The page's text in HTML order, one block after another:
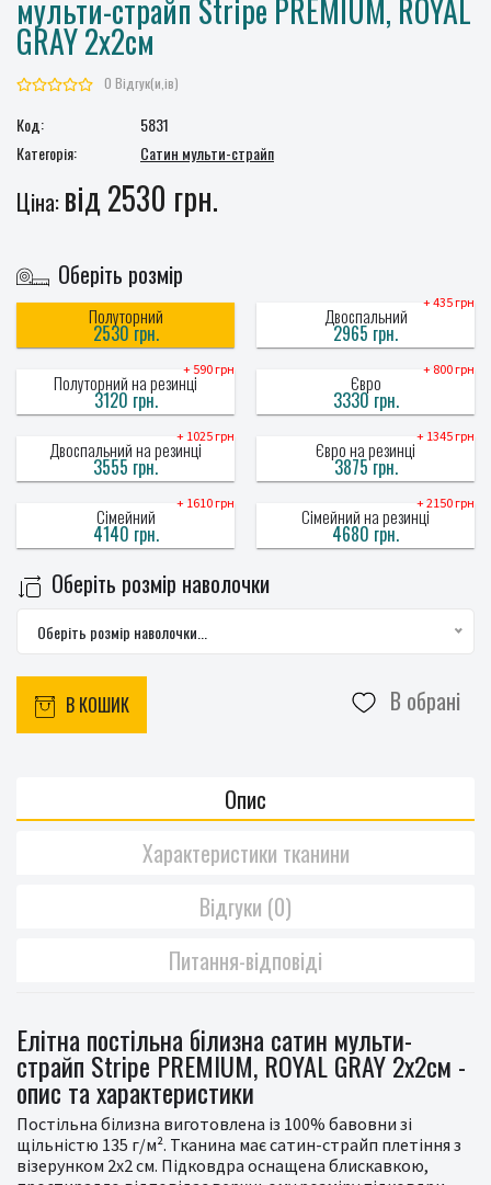
мульти-страйп Stripe PREMIUM, ROYAL
GRAY 2x2см
0 Відгук(и,ів)
Код:
5831
Категорія:
Сатин мульти-страйп
Ціна: від 2530 грн.
Оберіть розмір
Полуторний
2530 грн.
+ 435 грн
Двоспальний
2965 грн.
+ 590 грн
Полуторний на резинці
3120 грн.
+ 800 грн
Євро
3330 грн.
+ 1025 грн
Двоспальний на резинці
3555 грн.
+ 1345 грн
Євро на резинці
3875 грн.
+ 1610 грн
Сімейний
4140 грн.
+ 2150 грн
Сімейний на резинці
4680 грн.
Оберіть розмір наволочки
Оберіть розмір наволочки...
В КОШИК В обрані
Опис
Характеристики тканини
Відгуки (0)
Питання-відповіді
Елітна постільна білизна сатин мульти-
страйп Stripe PREMIUM, ROYAL GRAY 2x2см -
опис та характеристики
Постільна білизна виготовлена із 100% бавовни зі
щільністю 135 г/м². Тканина має сатин-страйп плетіння з
візерунком 2x2 см. Підковдра оснащена блискавкою,